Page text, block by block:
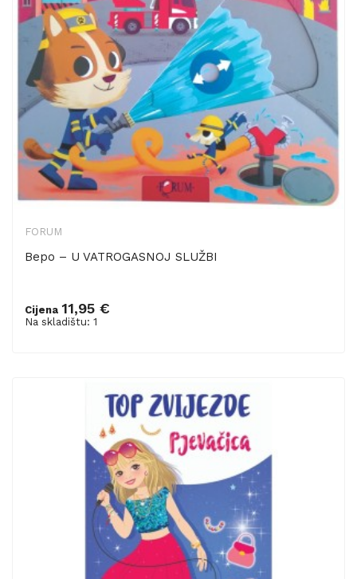
FORUM
Bepo – U VATROGASNOJ SLUŽBI
Cijena 11,95 €
Na skladištu: 1
Dodaj u košaricu